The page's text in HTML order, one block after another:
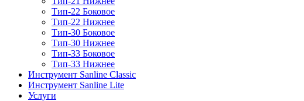
Тип-22 Боковое
Тип-22 Нижнее
Тип-30 Боковое
Тип-30 Нижнее
Тип-33 Боковое
Тип-33 Нижнее
Инструмент Sanline Classic
Инструмент Sanline Lite
Услуги